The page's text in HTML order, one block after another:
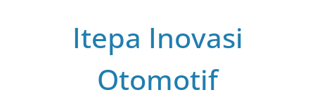
Itepa Inovasi
Otomotif